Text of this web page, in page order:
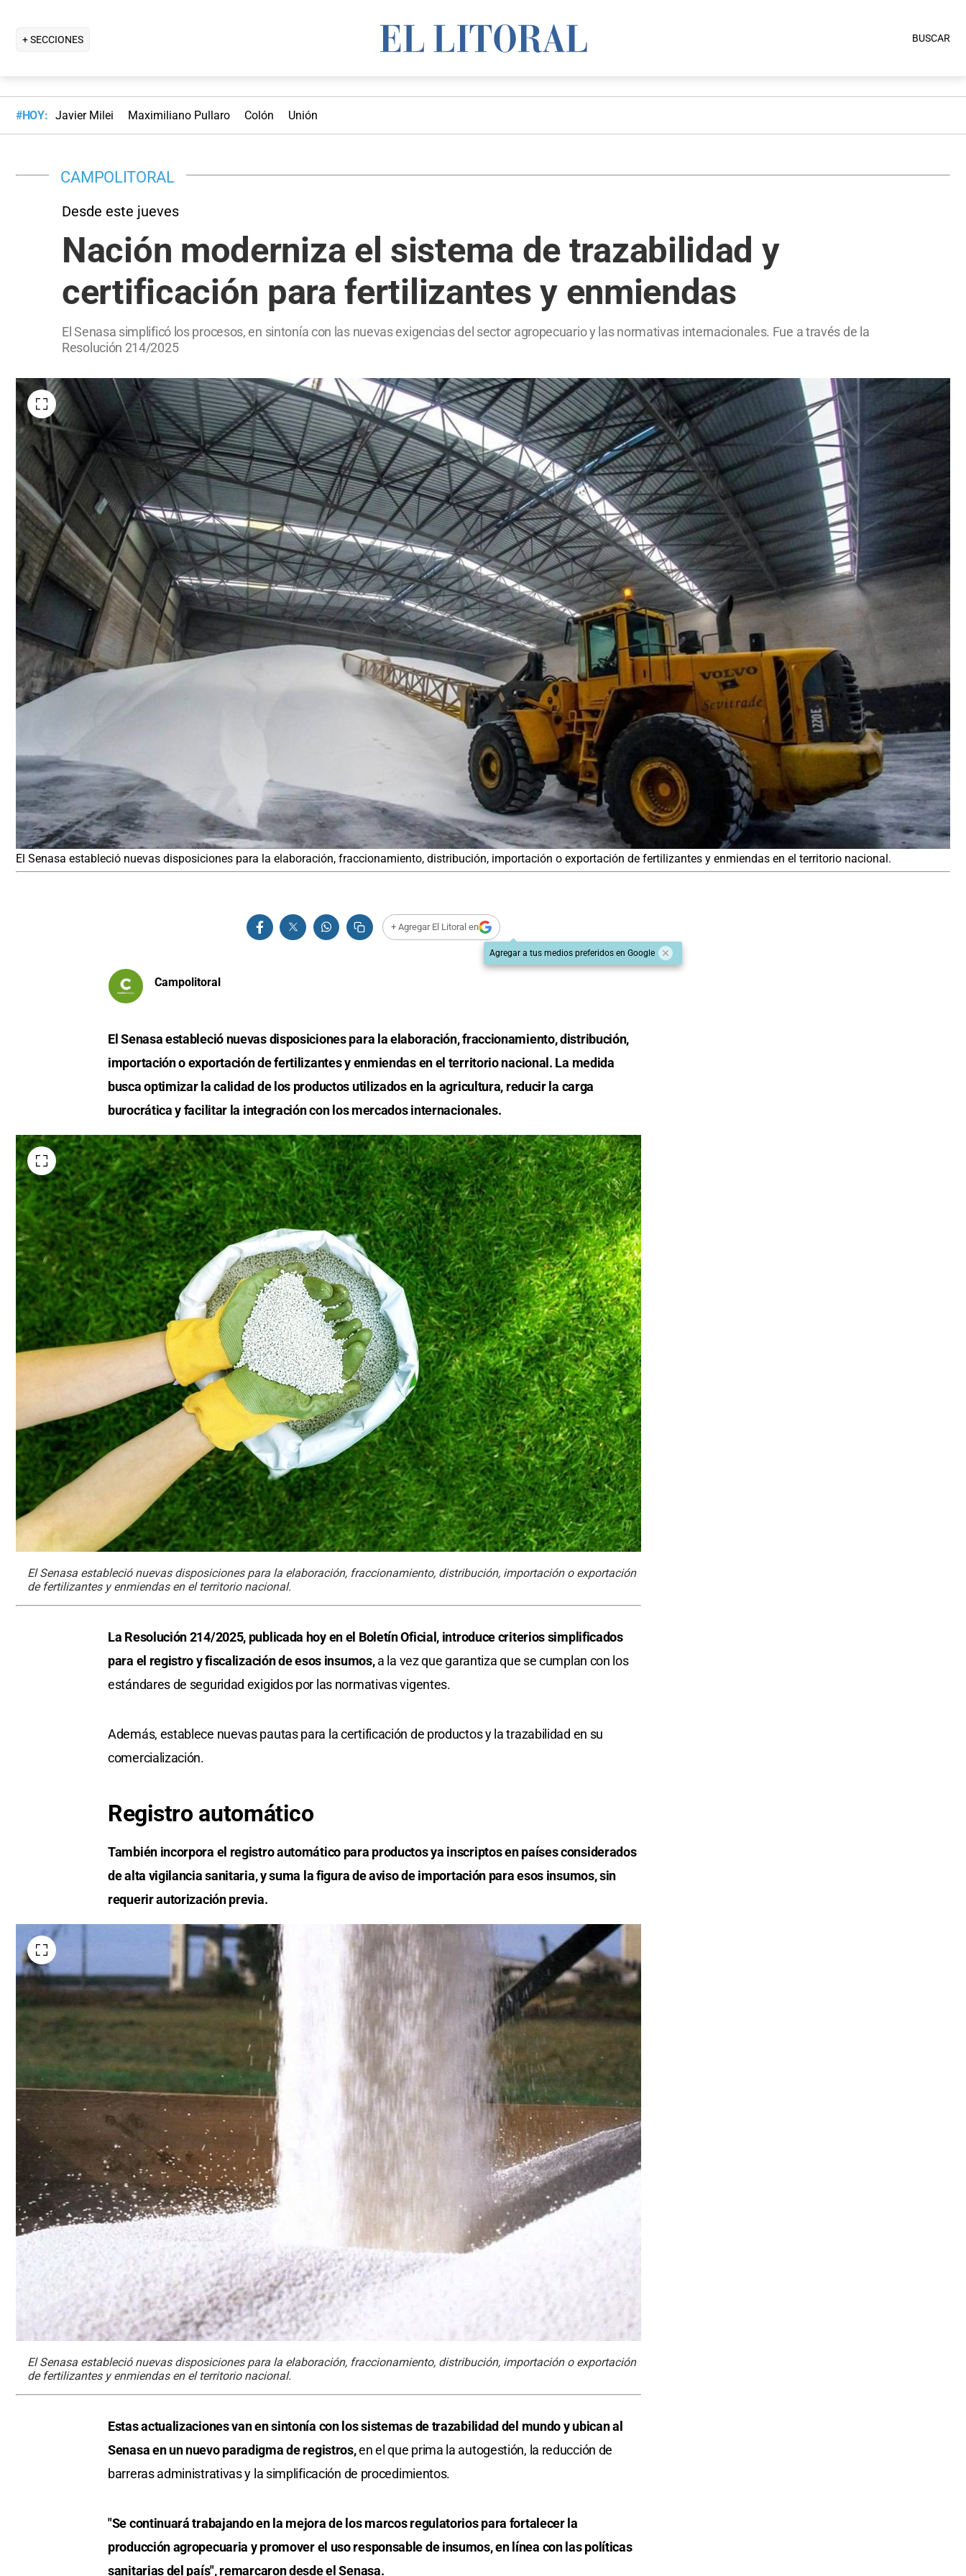
+ SECCIONES BUSCAR
#HOY: Javier Milei Maximiliano Pullaro Colón Unión
CAMPOLITORAL
Desde este jueves
Nación moderniza el sistema de trazabilidad y
certificación para fertilizantes y enmiendas
El Senasa simplificó los procesos, en sintonía con las nuevas exigencias del sector agropecuario y las normativas internacionales. Fue a través de la
Resolución 214/2025
El Senasa estableció nuevas disposiciones para la elaboración, fraccionamiento, distribución, importación o exportación de fertilizantes y enmiendas en el territorio nacional.
+ Agregar El Litoral en
Agregar a tus medios preferidos en Google
Campolitoral
El Senasa estableció nuevas disposiciones para la elaboración, fraccionamiento, distribución,
importación o exportación de fertilizantes y enmiendas en el territorio nacional. La medida
busca optimizar la calidad de los productos utilizados en la agricultura, reducir la carga
burocrática y facilitar la integración con los mercados internacionales.
El Senasa estableció nuevas disposiciones para la elaboración, fraccionamiento, distribución, importación o exportación
de fertilizantes y enmiendas en el territorio nacional.
La Resolución 214/2025, publicada hoy en el Boletín Oficial, introduce criterios simplificados
para el registro y fiscalización de esos insumos,a la vez que garantiza que se cumplan con los
estándares de seguridad exigidos por las normativas vigentes.
Además, establece nuevas pautas para la certificación de productos y la trazabilidad en su
comercialización.
Registro automático
También incorpora el registro automático para productos ya inscriptos en países considerados
de alta vigilancia sanitaria, y suma la figura de aviso de importación para esos insumos, sin
requerir autorización previa.
El Senasa estableció nuevas disposiciones para la elaboración, fraccionamiento, distribución, importación o exportación
de fertilizantes y enmiendas en el territorio nacional.
Estas actualizaciones van en sintonía con los sistemas de trazabilidad del mundo y ubican al
Senasa en un nuevo paradigma de registros,en el que prima la autogestión, la reducción de
barreras administrativas y la simplificación de procedimientos.
"Se continuará trabajando en la mejora de los marcos regulatorios para fortalecer la
producción agropecuaria y promover el uso responsable de insumos, en línea con las políticas
sanitarias del país", remarcaron desde el Senasa.